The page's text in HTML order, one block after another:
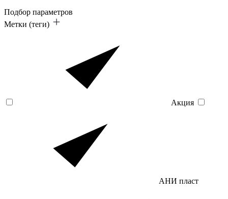
Подбор параметров
Метки (теги)
Акция
АНИ пласт